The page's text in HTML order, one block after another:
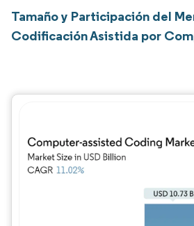
Tamaño y Participación del
Codificación Asistida por